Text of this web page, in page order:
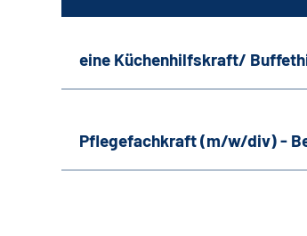
eine Küchenhilfskraft/
Pflegefachkraft (m/w/div) -